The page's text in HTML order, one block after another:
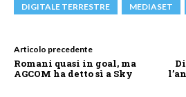
DIGITALE TERRESTRE MEDIASET
Articolo precedente
Romani quasi in goal, ma
AGCOM ha detto sì a Sky